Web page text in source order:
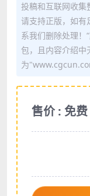
投稿和互联网收
请支持正版，如有
系我们删除处理
包，且内容介绍
为
售价 : 免费